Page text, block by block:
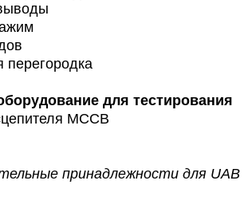
для тестирования
MCCB
принадлежности для UAB